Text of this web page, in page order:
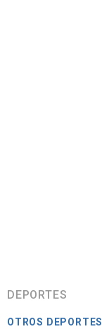
DEPORTES
OTROS DEPORTES